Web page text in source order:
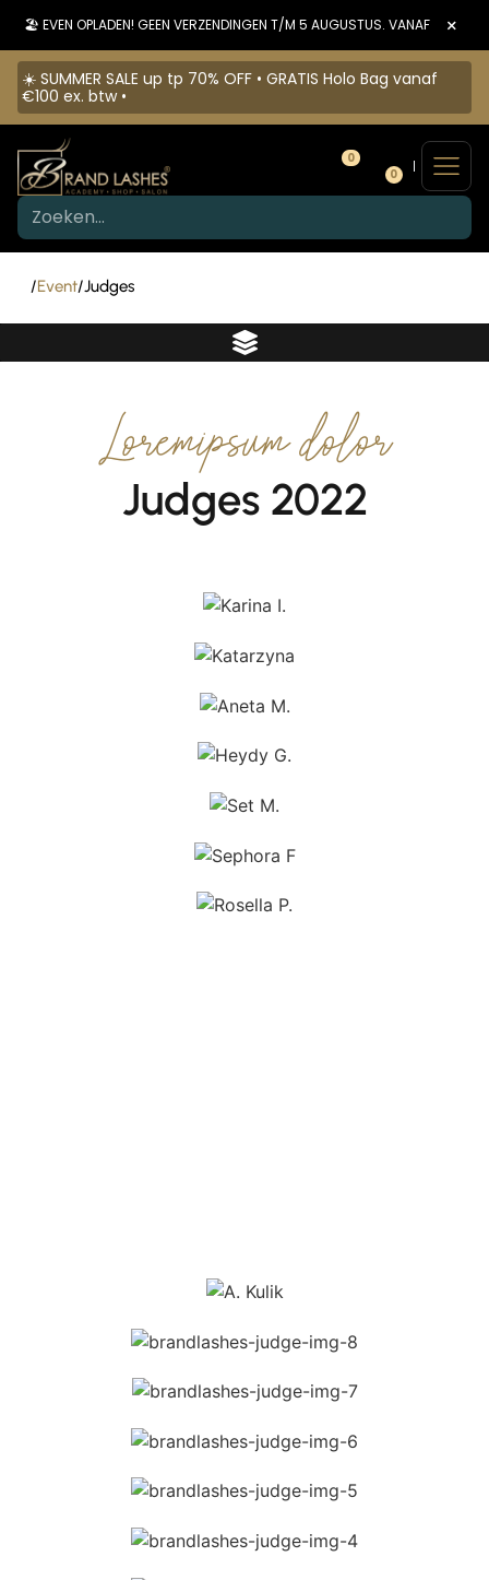
🏖️ EVEN OPLADEN! GEEN VERZENDINGEN T/M 5 AUGUSTUS. VANAF 6 ×
☀️ SUMMER SALE up tp 70% OFF • GRATIS Holo Bag vanaf
€100 ex. btw •
0
0
/Event/Judges
Loremipsum dolor
Judges 2022